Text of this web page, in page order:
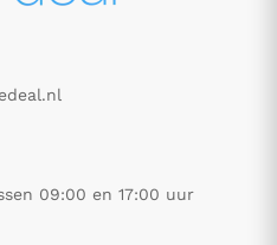
09:00 en 17:00 uur